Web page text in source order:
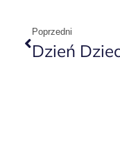
Poprzedni